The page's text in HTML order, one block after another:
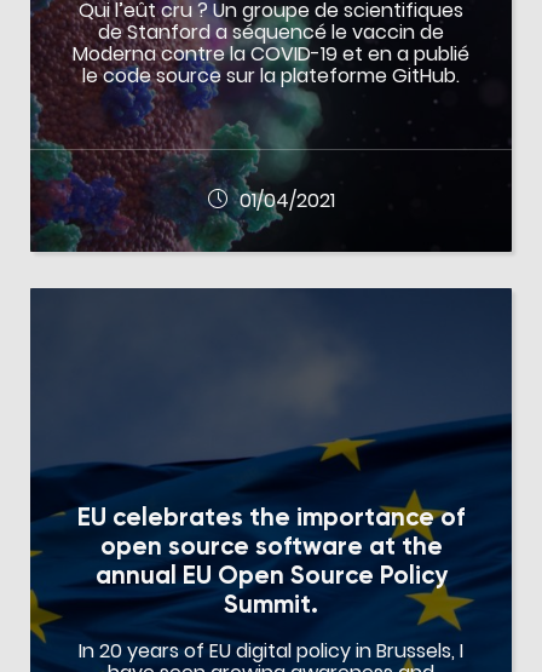
Qui l’eût cru ? Un groupe de scientifiques
de Stanford a séquencé le vaccin de
Moderna contre la COVID-19 et en a publié
le code source sur la plateforme GitHub.
01/04/2021
EU celebrates the importance of
open source software at the
annual EU Open Source Policy
Summit.
In 20 years of EU digital policy in Brussels, I